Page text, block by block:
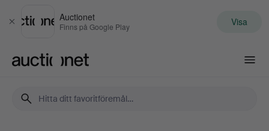
Stäng
Auctionet
Finns på Google Play Visa